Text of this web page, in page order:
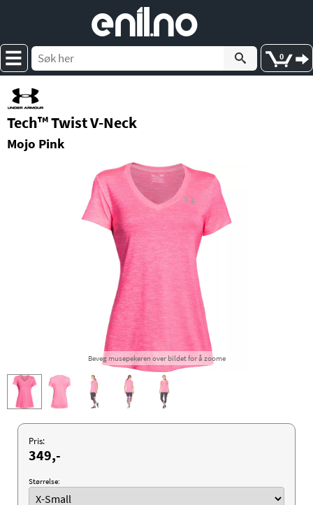
enil no
0
Tech™ Twist V-Neck
Mojo Pink
Beveg musepekeren over bildet for å zoome
Pris:
349,-
Størrelse: